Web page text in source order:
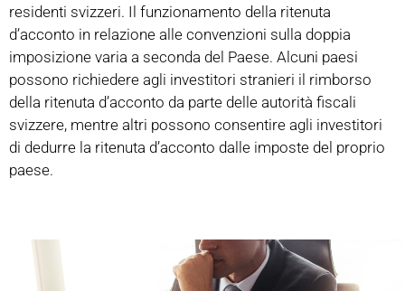
residenti svizzeri. Il funzionamento della ritenuta
d’acconto in relazione alle convenzioni sulla doppia
imposizione varia a seconda del Paese. Alcuni paesi
possono richiedere agli investitori stranieri il rimborso
della ritenuta d’acconto da parte delle autorità fiscali
svizzere, mentre altri possono consentire agli investitori
di dedurre la ritenuta d’acconto dalle imposte del proprio
paese.